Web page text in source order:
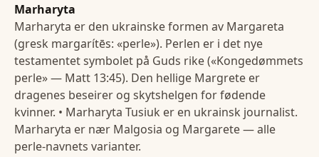
Marharyta
Marharyta er den ukrainske formen av Margareta
(gresk margarítēs: «perle»). Perlen er i det nye
testamentet symbolet på Guds rike («Kongedømmets
perle» — Matt 13:45). Den hellige Margrete er
dragenes beseirer og skytshelgen for fødende
kvinner. • Marharyta Tusiuk er en ukrainsk journalist.
Marharyta er nær Malgosia og Margarete — alle
perle-navnets varianter.